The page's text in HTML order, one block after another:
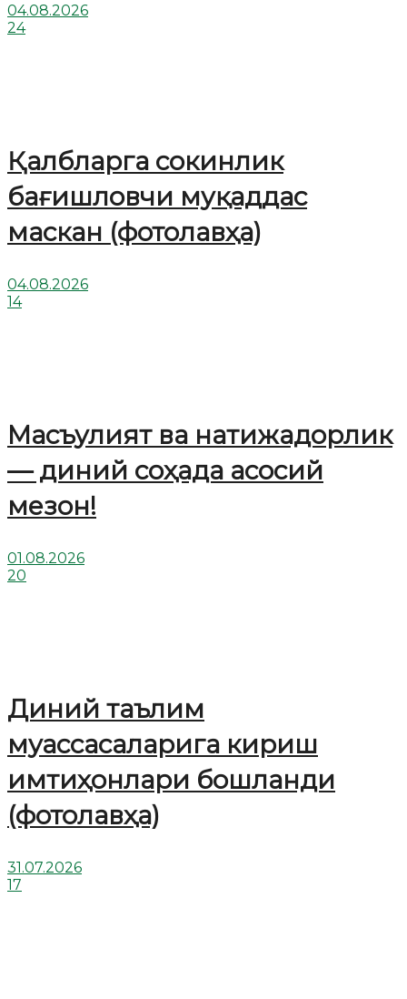
04.08.2026
24
Қалбларга сокинлик
бағишловчи муқаддас
маскан (фотолавҳа)
04.08.2026
14
Масъулият ва натижадорлик
— диний соҳада асосий
мезон!
01.08.2026
20
Диний таълим
муассасаларига кириш
имтиҳонлари бошланди
(фотолавҳа)
31.07.2026
17